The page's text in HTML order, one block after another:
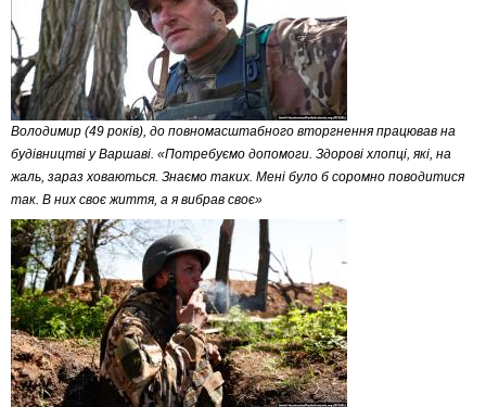
Володимир (49 років), до повномасштабного вторгнення працював на
будівництві у Варшаві. «Потребуємо допомоги. Здорові хлопці, які, на
жаль, зараз ховаються. Знаємо таких. Мені було б соромно поводитися
так. В них своє життя, а я вибрав своє»